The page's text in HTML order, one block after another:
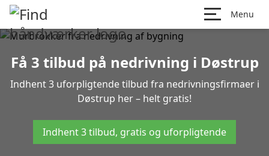
Menu
Få 3 tilbud på nedrivning i Døstrup
Indhent 3 uforpligtende tilbud fra nedrivningsfirmaer i
Døstrup her – helt gratis!
Indhent 3 tilbud, gratis og uforpligtende